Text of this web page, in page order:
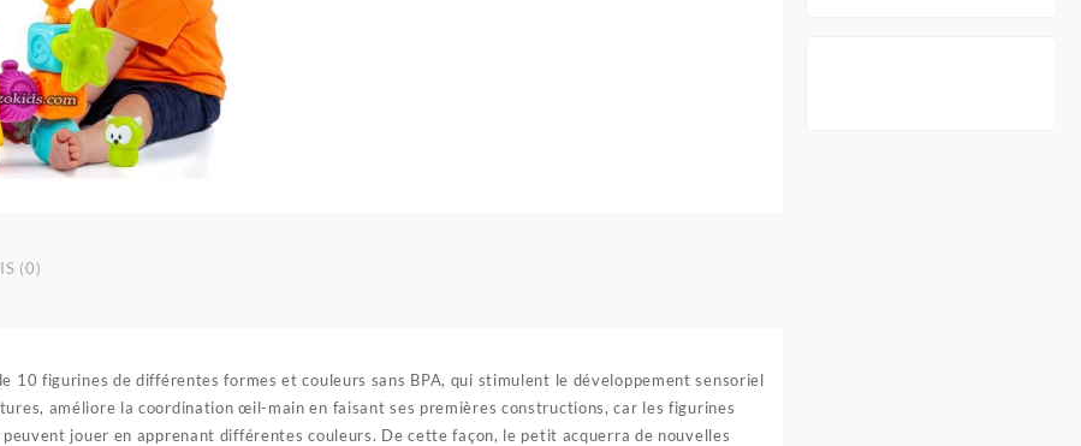
(0)
10 figurines de différentes formes et couleurs sans BPA, qui stimulent le développement sensoriel
améliore la coordination œil-main en faisant ses premières constructions, car les figurines
jouer en apprenant différentes couleurs. De cette façon, le petit acquerra de nouvelles